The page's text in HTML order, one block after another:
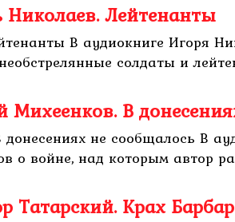
Николаев. Лейтенанты
В аудиокниге Игоря
солдаты и
Михеенков. В
донесениях не сообщалось В
о войне, над которым автор
Татарский. Крах